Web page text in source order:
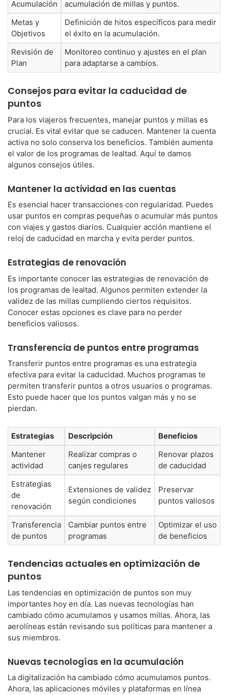
Acumulación
acumulación de millas y puntos.
Metas y
Objetivos
Definición de hitos específicos para medir
el éxito en la acumulación.
Revisión de
Plan
Monitoreo continuo y ajustes en el plan
para adaptarse a cambios.
Consejos para evitar la caducidad de
puntos
Para los viajeros frecuentes, manejar puntos y millas es
crucial. Es vital evitar que se caducen. Mantener la cuenta
activa no solo conserva los beneficios. También aumenta
el valor de los programas de lealtad. Aquí te damos
algunos consejos útiles.
Mantener la actividad en las cuentas
Es esencial hacer transacciones con regularidad. Puedes
usar puntos en compras pequeñas o acumular más puntos
con viajes y gastos diarios. Cualquier acción mantiene el
reloj de caducidad en marcha y evita perder puntos.
Estrategias de renovación
Es importante conocer las estrategias de renovación de
los programas de lealtad. Algunos permiten extender la
validez de las millas cumpliendo ciertos requisitos.
Conocer estas opciones es clave para no perder
beneficios valiosos.
Transferencia de puntos entre programas
Transferir puntos entre programas es una estrategia
efectiva para evitar la caducidad. Muchos programas te
permiten transferir puntos a otros usuarios o programas.
Esto puede hacer que los puntos valgan más y no se
pierdan.
Estrategias Descripción
Beneficios
Mantener
actividad
Realizar compras o
canjes regulares
Renovar plazos
de caducidad
Estrategias
de
renovación
Extensiones de validez
según condiciones
Preservar
puntos valiosos
Transferencia
de puntos
Cambiar puntos entre
programas
Optimizar el uso
de beneficios
Tendencias actuales en optimización de
puntos
Las tendencias en optimización de puntos son muy
importantes hoy en día. Las nuevas tecnologías han
cambiado cómo acumulamos y usamos millas. Ahora, las
aerolíneas están revisando sus políticas para mantener a
sus miembros.
Nuevas tecnologías en la acumulación
La digitalización ha cambiado cómo acumulamos puntos.
Ahora, las aplicaciones móviles y plataformas en línea